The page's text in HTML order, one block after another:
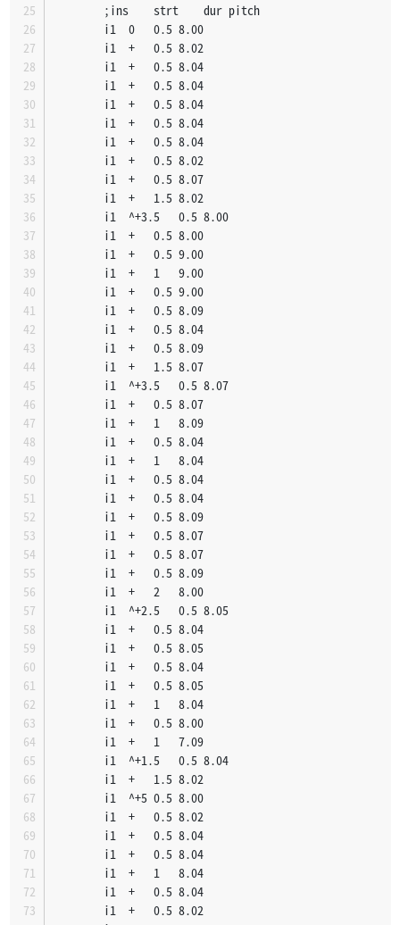
		;ins	strt	dur	pitch
		i1	0	0.5	8.00
		i1	+	0.5	8.02
		i1	+	0.5	8.04
		i1	+	0.5	8.04
		i1	+	0.5	8.04
		i1	+	0.5	8.04
		i1	+	0.5	8.04
		i1	+	0.5	8.02
		i1	+	0.5	8.07
		i1	+	1.5	8.02
		i1	^+3.5	0.5	8.00
		i1	+	0.5	8.00
		i1	+	0.5	9.00
		i1	+	1	9.00
		i1	+	0.5	9.00
		i1	+	0.5	8.09
		i1	+	0.5	8.04
		i1	+	0.5	8.09
		i1	+	1.5	8.07
		i1	^+3.5	0.5	8.07
		i1	+	0.5	8.07
		i1	+	1	8.09
		i1	+	0.5	8.04
		i1	+	1	8.04
		i1	+	0.5	8.04
		i1	+	0.5	8.04
		i1	+	0.5	8.09
		i1	+	0.5	8.07
		i1	+	0.5	8.07
		i1	+	0.5	8.09
		i1	+	2	8.00
		i1	^+2.5	0.5	8.05
		i1	+	0.5	8.04
		i1	+	0.5	8.05
		i1	+	0.5	8.04
		i1	+	0.5	8.05
		i1	+	1	8.04
		i1	+	0.5	8.00
		i1	+	1	7.09
		i1	^+1.5	0.5	8.04
		i1	+	1.5	8.02
		i1	^+5	0.5	8.00
		i1	+	0.5	8.02
		i1	+	0.5	8.04
		i1	+	0.5	8.04
		i1	+	1	8.04
		i1	+	0.5	8.04
		i1	+	0.5	8.02